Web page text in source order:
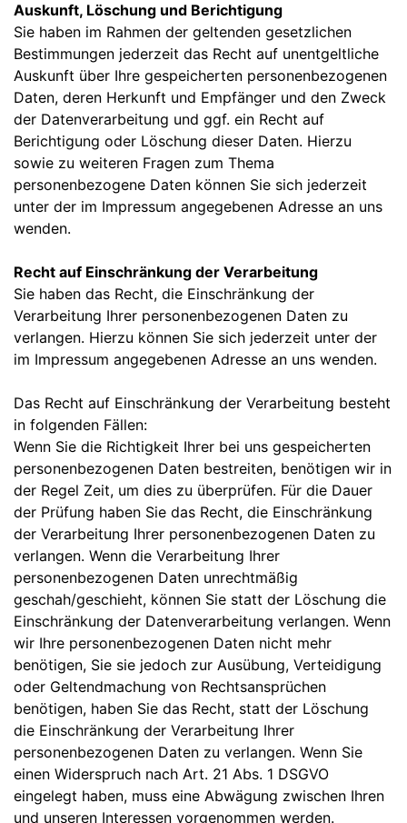
Auskunft, Löschung und Berichtigung
Sie haben im Rahmen der geltenden gesetzlichen
Bestimmungen jederzeit das Recht auf unentgeltliche
Auskunft über Ihre gespeicherten personenbezogenen
Daten, deren Herkunft und Empfänger und den Zweck
der Datenverarbeitung und ggf. ein Recht auf
Berichtigung oder Löschung dieser Daten. Hierzu
sowie zu weiteren Fragen zum Thema
personenbezogene Daten können Sie sich jederzeit
unter der im Impressum angegebenen Adresse an uns
wenden.
Recht auf Einschränkung der Verarbeitung
Sie haben das Recht, die Einschränkung der
Verarbeitung Ihrer personenbezogenen Daten zu
verlangen. Hierzu können Sie sich jederzeit unter der
im Impressum angegebenen Adresse an uns wenden.
Das Recht auf Einschränkung der Verarbeitung besteht
in folgenden Fällen:
Wenn Sie die Richtigkeit Ihrer bei uns gespeicherten
personenbezogenen Daten bestreiten, benötigen wir in
der Regel Zeit, um dies zu überprüfen. Für die Dauer
der Prüfung haben Sie das Recht, die Einschränkung
der Verarbeitung Ihrer personenbezogenen Daten zu
verlangen. Wenn die Verarbeitung Ihrer
personenbezogenen Daten unrechtmäßig
geschah/geschieht, können Sie statt der Löschung die
Einschränkung der Datenverarbeitung verlangen. Wenn
wir Ihre personenbezogenen Daten nicht mehr
benötigen, Sie sie jedoch zur Ausübung, Verteidigung
oder Geltendmachung von Rechtsansprüchen
benötigen, haben Sie das Recht, statt der Löschung
die Einschränkung der Verarbeitung Ihrer
personenbezogenen Daten zu verlangen. Wenn Sie
einen Widerspruch nach Art. 21 Abs. 1 DSGVO
eingelegt haben, muss eine Abwägung zwischen Ihren
und unseren Interessen vorgenommen werden.